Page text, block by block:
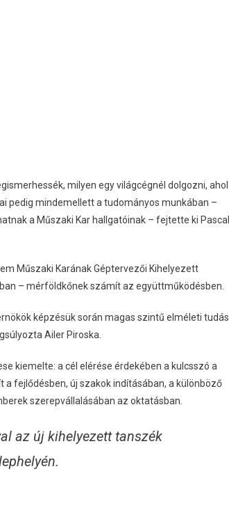
milyen egy világcégnél dolgozni, ahol
pedig mindemellett a tudományos munkában –
a Műszaki Kar hallgatóinak – fejtette ki Pascal
Műszaki Karának Géptervezői Kihelyezett
– mérföldkőnek számít az együttműködésben.
képzésük során magas szintű elméleti tudás
Ailer Piroska.
kiemelte: a cél elérése érdekében a kulcsszó a
fejlődésben, új szakok indításában, a különböző
szerepvállalásában az oktatásban.
az új kihelyezett tanszék